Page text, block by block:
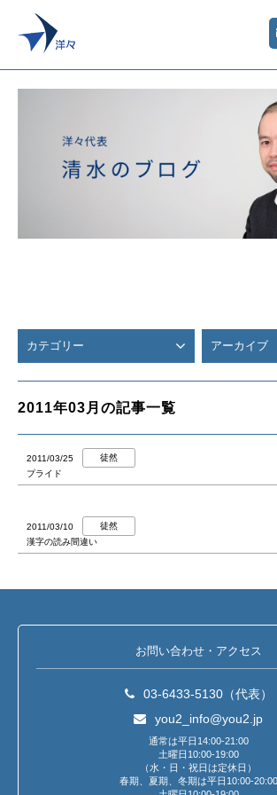
カテゴリー アーカイブ
2011年03月の記事一覧
2011/03/25
徒然
プライド
2011/03/10
徒然
漢字の読み間違い
お問い合わせ・アクセス
03-6433-5130（代表）
you2_info@you2.jp
通常は平日14:00-21:00
土曜日10:00-19:00
（水・日・祝日は定休日）
春期、夏期、冬期は平日10:00-20:00